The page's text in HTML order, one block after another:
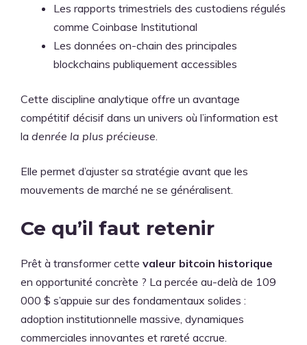
Les rapports trimestriels des custodiens régulés
comme Coinbase Institutional
Les données on-chain des principales
blockchains publiquement accessibles
Cette discipline analytique offre un avantage
compétitif décisif dans un univers où l’information est
la denrée la plus précieuse.
Elle permet d’ajuster sa stratégie avant que les
mouvements de marché ne se généralisent.
Ce qu’il faut retenir
Prêt à transformer cette valeur bitcoin historique
en opportunité concrète ? La percée au-delà de 109
000 $ s’appuie sur des fondamentaux solides :
adoption institutionnelle massive, dynamiques
commerciales innovantes et rareté accrue.